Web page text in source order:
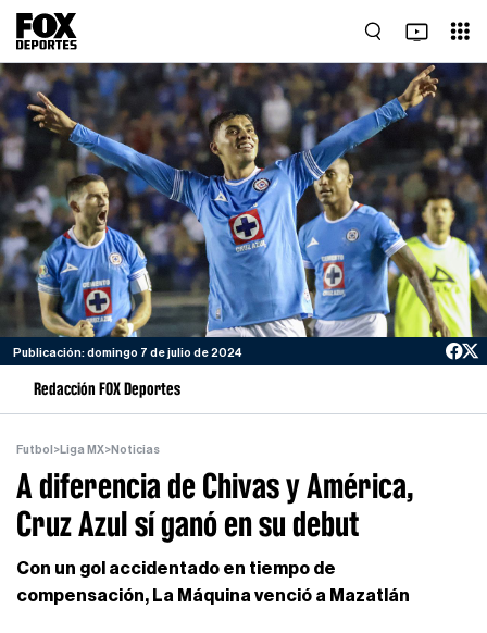
Publicación: domingo 7 de julio de 2024
Redacción FOX Deportes
Futbol >Liga MX>Noticias
A diferencia de Chivas y América,
Cruz Azul sí ganó en su debut
Con un gol accidentado en tiempo de
compensación, La Máquina venció a Mazatlán